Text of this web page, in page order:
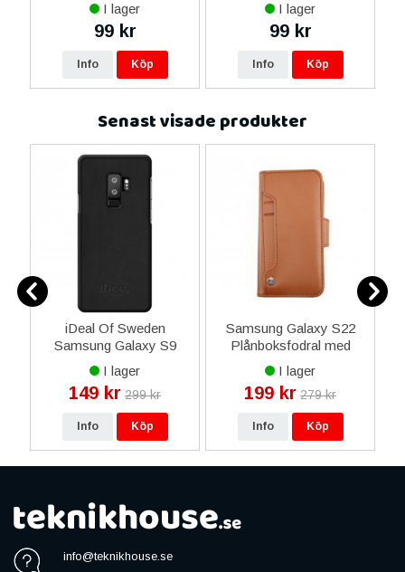
I lager
99 kr
Info Köp
I lager
99 kr
Info Köp
Senast visade produkter
iDeal Of Sweden
Samsung Galaxy S9
Plus Skal Como - Svart
I lager
149 kr 299 kr
Info Köp
Samsung Galaxy S22
Plånboksfodral med
Extra Kortfack - Brun
I lager
199 kr 279 kr
Info Köp
info@teknikhouse.se